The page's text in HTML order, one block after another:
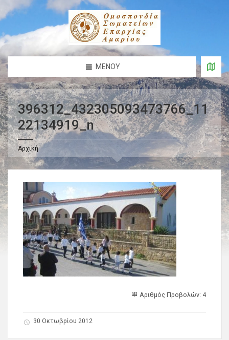
ΜΕΝΟΎ
396312_432305093473766_11
22134919_n
Αρχική
Αριθμός Προβολών: 4
30 Οκτωβρίου 2012